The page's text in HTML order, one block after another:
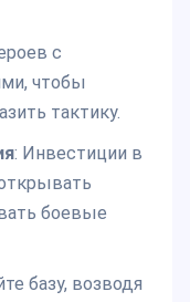
с
чтобы
тактику.
: Инвестиции в
боевые
базу, возводя